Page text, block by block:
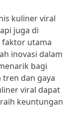
kuliner viral
juga di
faktor utama
inovasi dalam
bagi
dan gaya
viral dapat
keuntungan